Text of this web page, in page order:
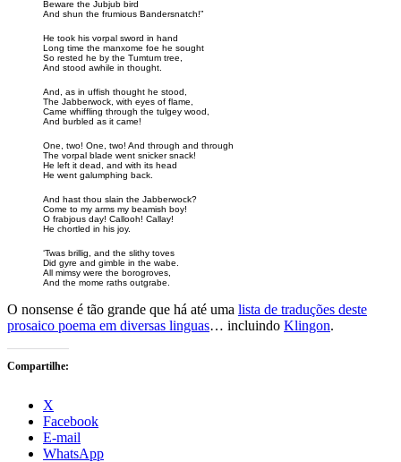
Beware the Jubjub bird
And shun the frumious Bandersnatch!”
He took his vorpal sword in hand
Long time the manxome foe he sought
So rested he by the Tumtum tree,
And stood awhile in thought.
And, as in uffish thought he stood,
The Jabberwock, with eyes of flame,
Came whiffling through the tulgey wood,
And burbled as it came!
One, two! One, two! And through and through
The vorpal blade went snicker snack!
He left it dead, and with its head
He went galumphing back.
And hast thou slain the Jabberwock?
Come to my arms my beamish boy!
O frabjous day! Callooh! Callay!
He chortled in his joy.
‘Twas brillig, and the slithy toves
Did gyre and gimble in the wabe.
All mimsy were the borogroves,
And the mome raths outgrabe.
O nonsense é tão grande que há até uma lista de traduções deste
prosaico poema em diversas linguas… incluindo Klingon.
Compartilhe:
X
Facebook
E-mail
WhatsApp